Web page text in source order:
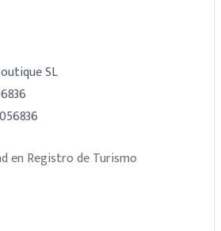
SL
en Registro de Turismo